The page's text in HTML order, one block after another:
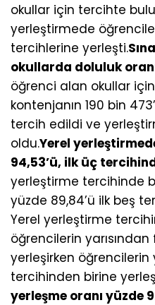
okullar için tercihte
yerleştirmede
tercihlerine yerleşti.
okullarda doluluk
öğrenci alan okullar
kontenjanın 190 bin
tercih edildi ve
oldu.Yerel
94,53’ü, ilk üç
yerleştirme tercihinde
yüzde 89,84’ü ilk beş
Yerel yerleştirme
öğrencilerin
yerleşirken öğrencilerin
tercihinden birine
yerleşme oranı yüzde